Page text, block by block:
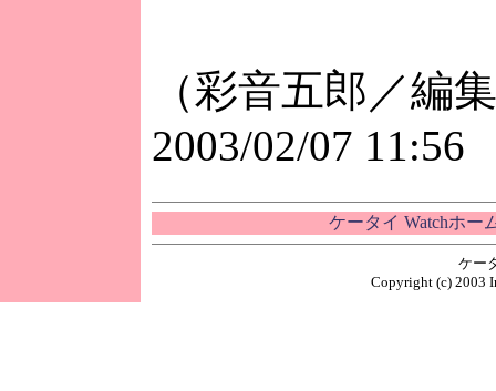
（彩音五郎／編
2003/02/07 11:56
ケータイ Watchホー
ケー
Copyright (c) 2003